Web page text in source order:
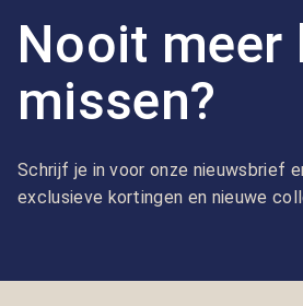
Nooit meer
missen?
Schrijf je in voor onze nieuwsbrief
exclusieve kortingen en nieuwe